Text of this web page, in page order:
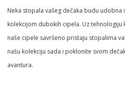
Neka stopala vašeg dečaka budu
kolekcijom dubokih cipela. Uz tehnologiju
naše cipele savršeno pristaju stopalima
našu kolekciju sada i poklonite svom
avantura.